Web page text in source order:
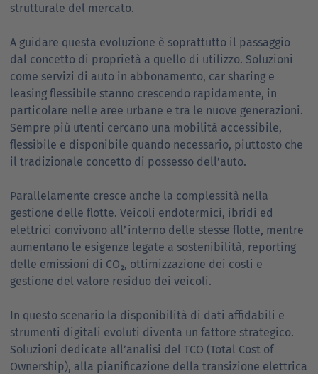
strutturale del mercato.
A guidare questa evoluzione è soprattutto il passaggio
dal concetto di proprietà a quello di utilizzo. Soluzioni
come servizi di auto in abbonamento, car sharing e
leasing flessibile stanno crescendo rapidamente, in
particolare nelle aree urbane e tra le nuove generazioni.
Sempre più utenti cercano una mobilità accessibile,
flessibile e disponibile quando necessario, piuttosto che
il tradizionale concetto di possesso dell’auto.
Parallelamente cresce anche la complessità nella
gestione delle flotte. Veicoli endotermici, ibridi ed
elettrici convivono all’interno delle stesse flotte, mentre
aumentano le esigenze legate a sostenibilità, reporting
delle emissioni di CO₂, ottimizzazione dei costi e
gestione del valore residuo dei veicoli.
In questo scenario la disponibilità di dati affidabili e
strumenti digitali evoluti diventa un fattore strategico.
Soluzioni dedicate all’analisi del TCO (Total Cost of
Ownership), alla pianificazione della transizione elettrica